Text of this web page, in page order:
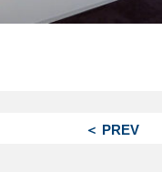
＜ PREV